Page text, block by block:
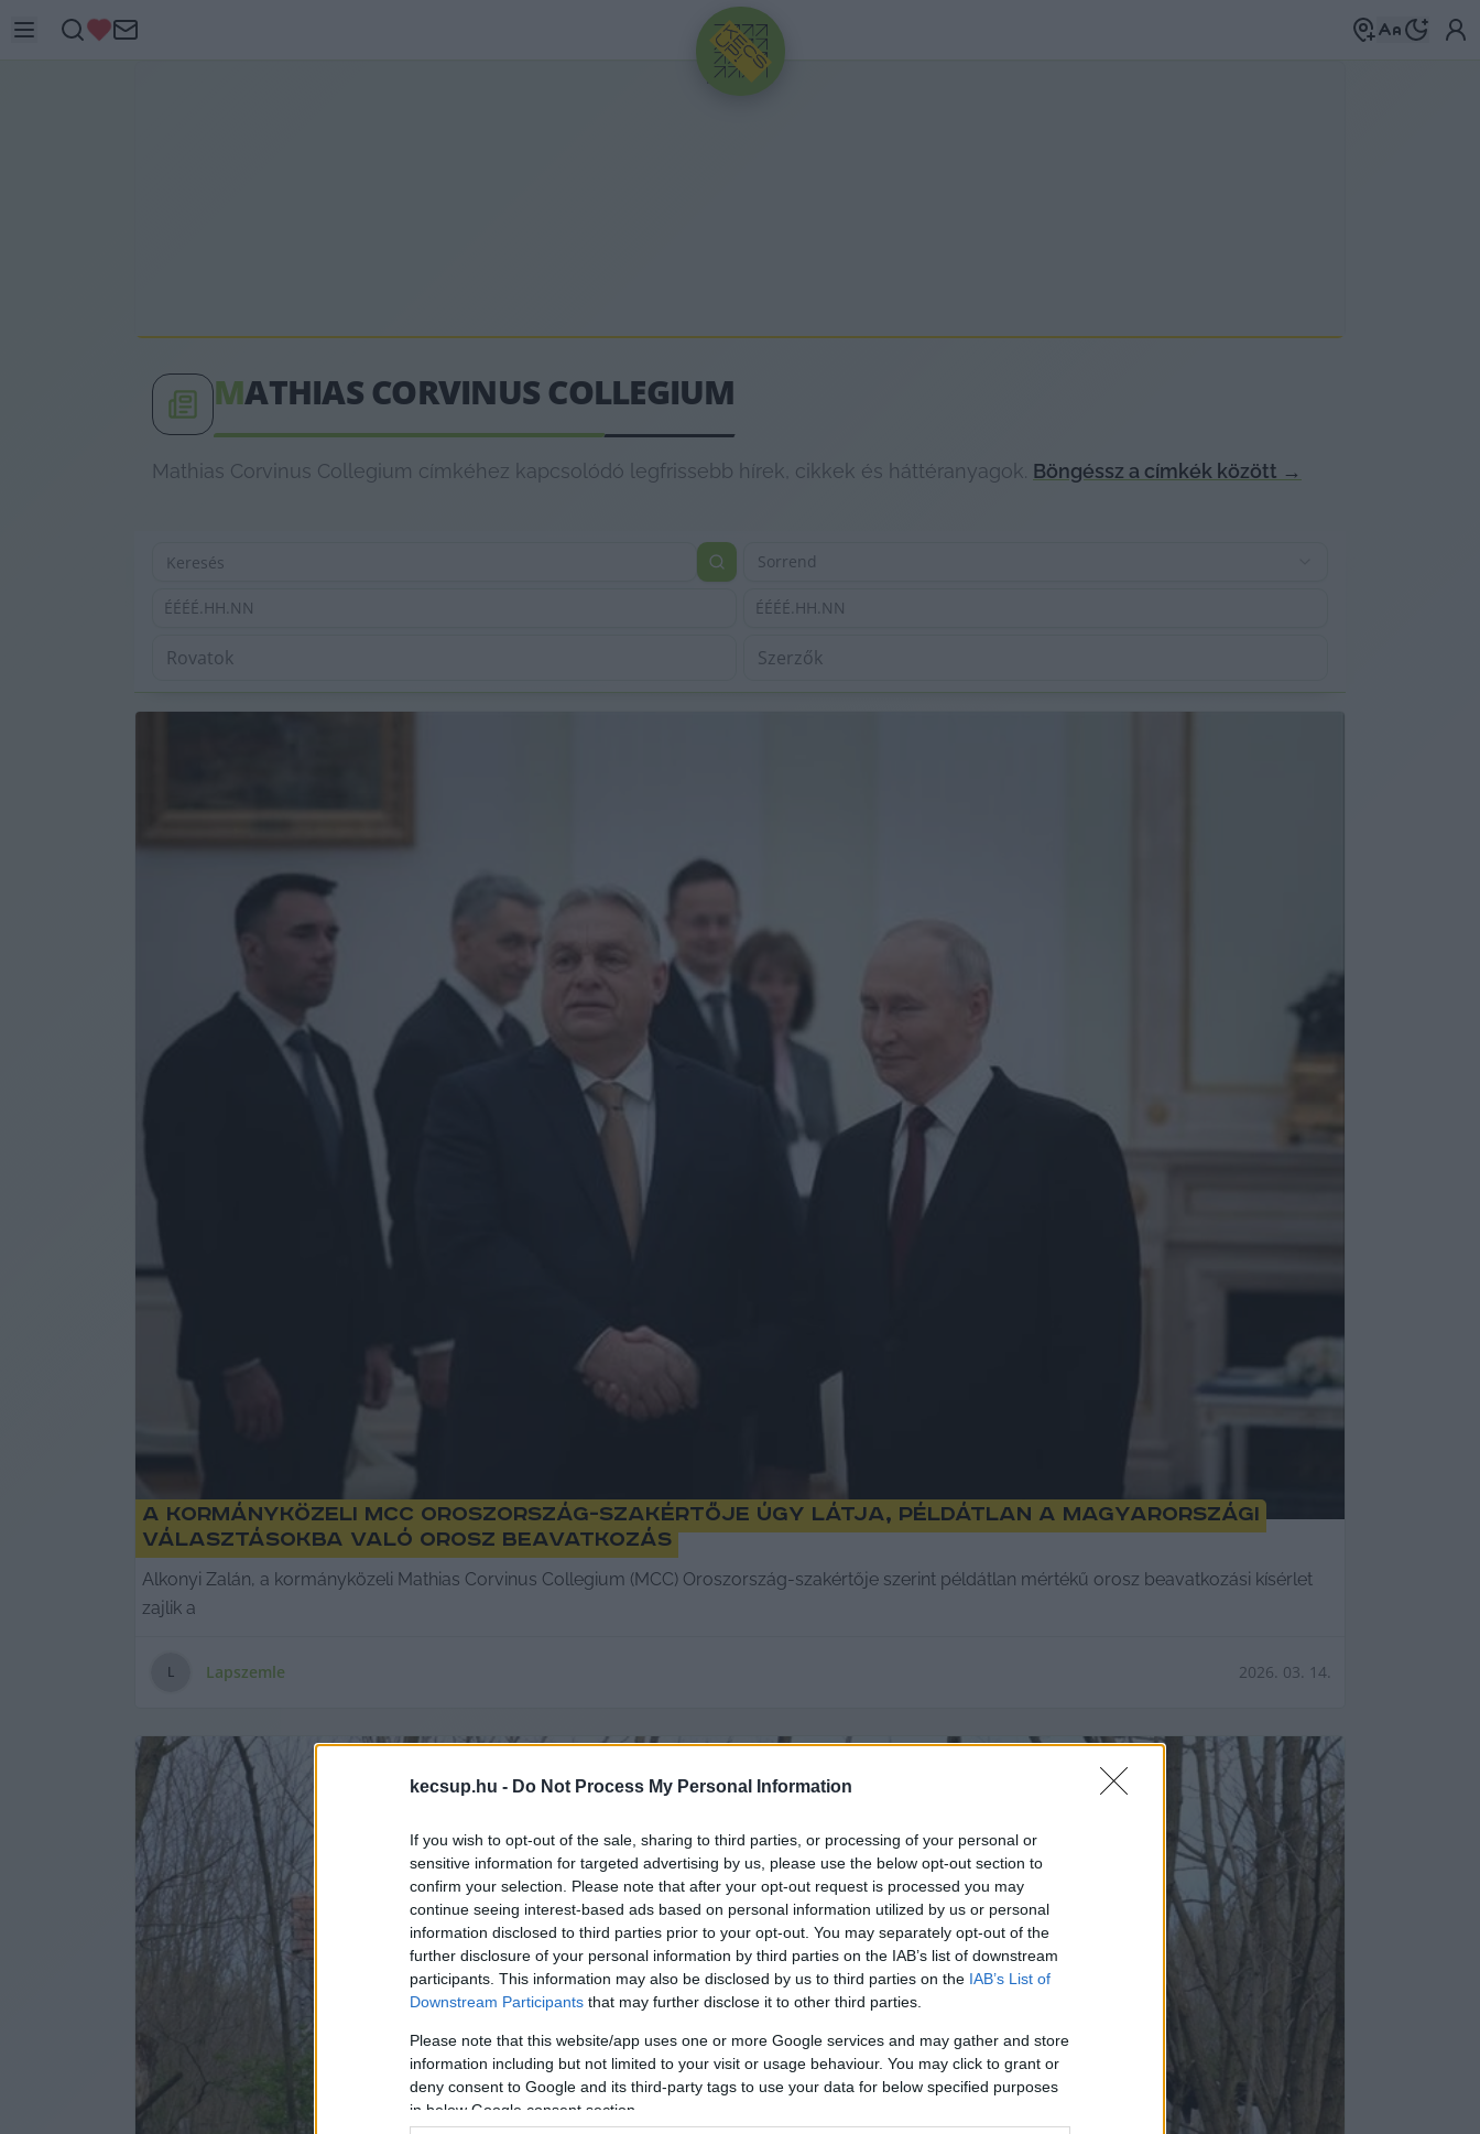
kecsup.hu - Do Not Process My Personal Information
If you wish to opt-out of the sale, sharing to third parties, or processing of your personal or
sensitive information for targeted advertising by us, please use the below opt-out section to
confirm your selection. Please note that after your opt-out request is processed you may
continue seeing interest-based ads based on personal information utilized by us or personal
information disclosed to third parties prior to your opt-out. You may separately opt-out of the
further disclosure of your personal information by third parties on the IAB’s list of downstream
participants. This information may also be disclosed by us to third parties on the IAB’s List of
Downstream Participants that may further disclose it to other third parties.
Please note that this website/app uses one or more Google services and may gather and store
information including but not limited to your visit or usage behaviour. You may click to grant or
deny consent to Google and its third-party tags to use your data for below specified purposes
in below Google consent section.
HIRDETÉS
MATHIAS CORVINUS COLLEGIUM
Mathias Corvinus Collegium címkéhez kapcsolódó legfrissebb hírek, cikkek és háttéranyagok. Böngéssz a címkék között →
Sorrend
ÉÉÉÉ.HH.NN ÉÉÉÉ.HH.NN
A kormányközeli MCC Oroszország-szakértője úgy látja, példátlan a magyarországi
választásokba való orosz beavatkozás
Alkonyi Zalán, a kormányközeli Mathias Corvinus Collegium (MCC) Oroszország-szakértője szerint példátlan mértékű orosz beavatkozási kísérlet
zajlik a
L Lapszemle 2026. 03. 14.